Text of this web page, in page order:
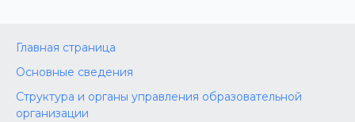
Главная страница
Основные сведения
Структура и органы управления образовательной
организации